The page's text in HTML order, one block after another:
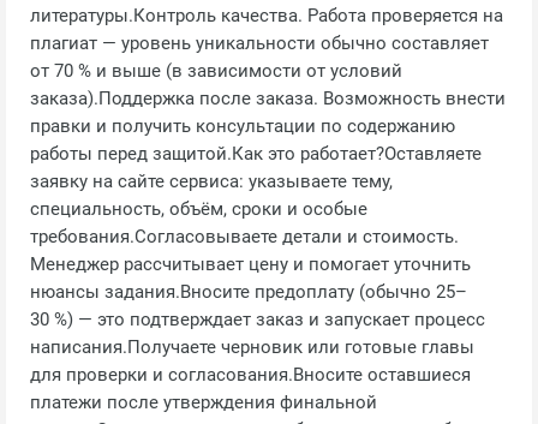
литературы.Контроль качества. Работа проверяется на
плагиат — уровень уникальности обычно составляет
от 70 % и выше (в зависимости от условий
заказа).Поддержка после заказа. Возможность внести
правки и получить консультации по содержанию
работы перед защитой.Как это работает?Оставляете
заявку на сайте сервиса: указываете тему,
специальность, объём, сроки и особые
требования.Согласовываете детали и стоимость.
Менеджер рассчитывает цену и помогает уточнить
нюансы задания.Вносите предоплату (обычно 25–
30 %) — это подтверждает заказ и запускает процесс
написания.Получаете черновик или готовые главы
для проверки и согласования.Вносите оставшиеся
платежи после утверждения финальной